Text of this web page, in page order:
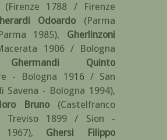
(Firenze 1788 / Firenze
Odoardo
(Parma
1985), Gherlinzoni
1906 / Bologna
Ghermandi Quinto
- Bologna 1916 / San
Savena - Bologna 1994),
Bruno
(Castelfranco
Treviso 1899 / Sion -
1967), Ghersi Filippo